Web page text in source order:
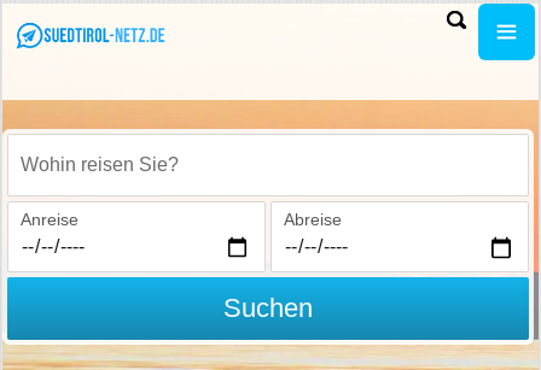
Wohin reisen Sie?
Anreise Abreise
Suchen